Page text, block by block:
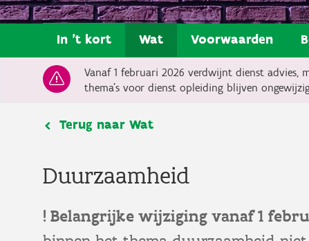
In 't kort Wat Voorwaarden
Vanaf 1 februari 2026 verdwijnt dienst advies,
thema’s voor dienst opleiding blijven
Terug naar Wat
Duurzaamheid
! Belangrijke wijziging vanaf 1